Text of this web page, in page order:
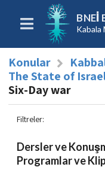
BNEI
Kabala
Konular
The State of
Six-Day war
Filtreler:
Dersler ve
Programlar ve